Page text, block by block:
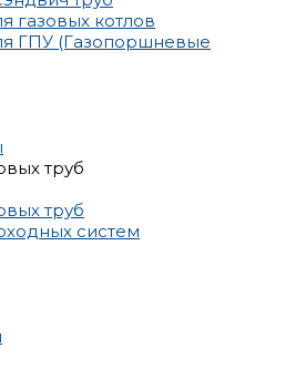
газовых котлов
ГПУ (Газопоршневые
труб
труб
систем